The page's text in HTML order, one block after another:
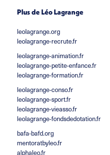
Plus de Léo Lagrange
leolagrange.org
leolagrange-recrute.fr
leolagrange-animation.fr
leolagrange-petite-enfance.fr
leolagrange-formation.fr
leolagrange-conso.fr
leolagrange-sport.fr
leolagrange-vieasso.fr
leolagrange-fondsdedotation.fr
bafa-bafd.org
mentoratbyleo.fr
alphaleo.fr